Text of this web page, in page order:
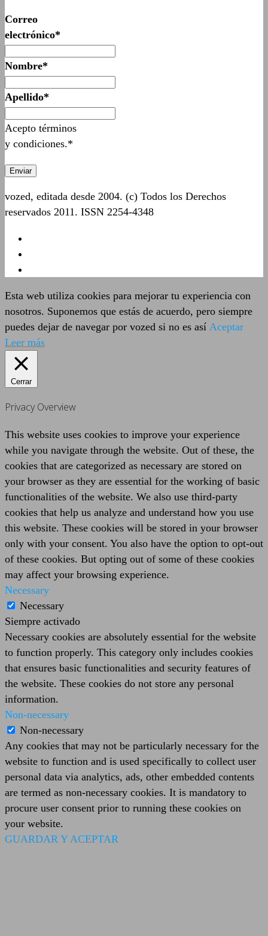
Correo
electrónico*
Nombre*
Apellido*
Acepto términos
y condiciones.*
vozed, editada desde 2004. (c) Todos los Derechos
reservados 2011. ISSN 2254-4348
Esta web utiliza cookies para mejorar tu experiencia con
nosotros. Suponemos que estás de acuerdo, pero siempre
puedes dejar de navegar por vozed si no es así Aceptar
Leer más
Cerrar
Privacy Overview
This website uses cookies to improve your experience
while you navigate through the website. Out of these, the
cookies that are categorized as necessary are stored on
your browser as they are essential for the working of basic
functionalities of the website. We also use third-party
cookies that help us analyze and understand how you use
this website. These cookies will be stored in your browser
only with your consent. You also have the option to opt-out
of these cookies. But opting out of some of these cookies
may affect your browsing experience.
Necessary
Necessary
Siempre activado
Necessary cookies are absolutely essential for the website
to function properly. This category only includes cookies
that ensures basic functionalities and security features of
the website. These cookies do not store any personal
information.
Non-necessary
Non-necessary
Any cookies that may not be particularly necessary for the
website to function and is used specifically to collect user
personal data via analytics, ads, other embedded contents
are termed as non-necessary cookies. It is mandatory to
procure user consent prior to running these cookies on
your website.
GUARDAR Y ACEPTAR